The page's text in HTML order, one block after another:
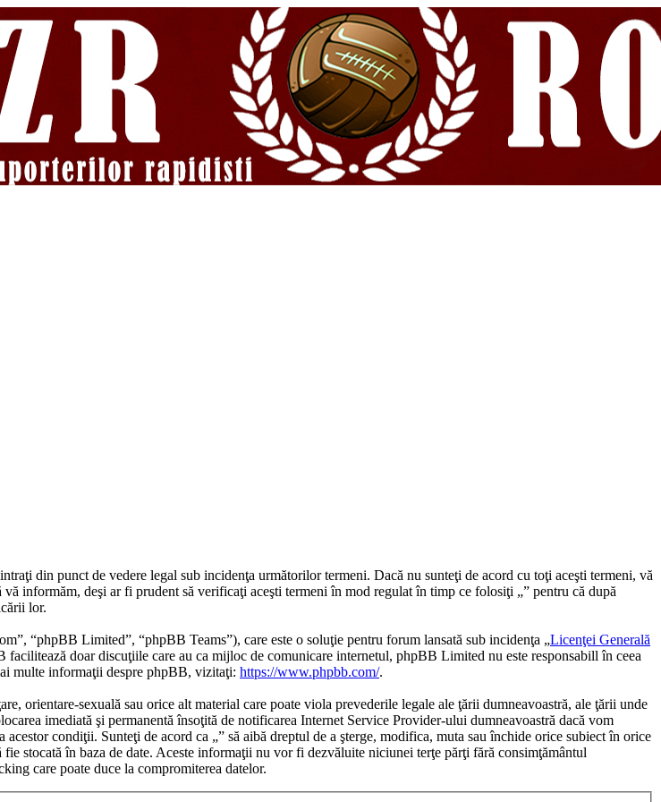
din punct de vedere legal sub incidenţa următorilor termeni. Dacă nu sunteţi de acord cu toţi aceşti termeni, vă
informăm, deşi ar fi prudent să verificaţi aceşti termeni în mod regulat în timp ce folosiţi „” pentru că după
lor.
“phpBB Limited”, “phpBB Teams”), care este o soluţie pentru forum lansată sub incidenţa „Licenţei Generală
facilitează doar discuţiile care au ca mijloc de comunicare internetul, phpBB Limited nu este responsabill în ceea
multe informaţii despre phpBB, vizitaţi: https://www.phpbb.com/.
orientare-sexuală sau orice alt material care poate viola prevederile legale ale ţării dumneavoastră, ale ţării unde
imediată şi permanentă însoţită de notificarea Internet Service Provider-ului dumneavoastră dacă vom
condiţii. Sunteţi de acord ca „” să aibă dreptul de a şterge, modifica, muta sau închide orice subiect în orice
stocată în baza de date. Aceste informaţii nu vor fi dezvăluite niciunei terţe părţi fără consimţământul
care poate duce la compromiterea datelor.